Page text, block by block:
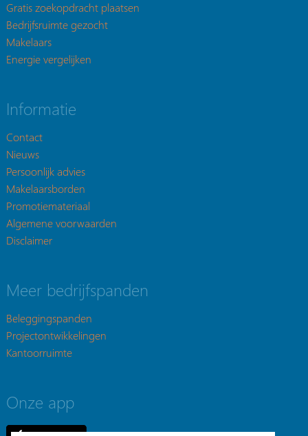
Gratis zoekopdracht plaatsen
Bedrijfsruimte gezocht
Makelaars
Energie vergelijken
Informatie
Contact
Nieuws
Persoonlijk advies
Makelaarsborden
Promotiemateriaal
Algemene voorwaarden
Disclaimer
Meer bedrijfspanden
Beleggingspanden
Projectontwikkelingen
Kantoorruimte
Onze app